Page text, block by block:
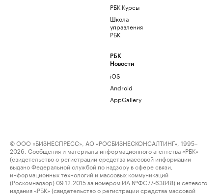
РБК Курсы
Школа
управления
РБК
РБК
Новости
iOS
Android
AppGallery
© ООО «БИЗНЕСПРЕСС», АО «РОСБИЗНЕСКОНСАЛТИНГ», 1995–
2026. Сообщения и материалы информационного агентства «РБК»
(свидетельство о регистрации средства массовой информации
выдано Федеральной службой по надзору в сфере связи,
информационных технологий и массовых коммуникаций
(Роскомнадзор) 09.12.2015 за номером ИА №ФС77-63848) и сетевого
издания «РБК» (свидетельство о регистрации средства массовой